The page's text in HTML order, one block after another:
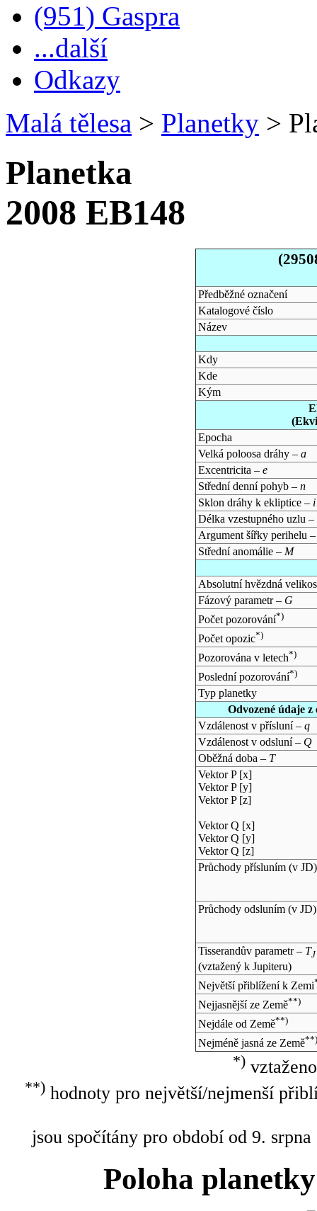
(951) Gaspra
...další
Odkazy
Malá tělesa > Planetky >
Planetka
2008 EB148
Předběžné označení
Katalogové číslo
Název
Kdy
Kde
Kým
Epocha
Velká poloosa dráhy – a
Excentricita – e
Střední denní pohyb – n
Sklon dráhy k ekliptice – i
Délka vzestupného uzlu –
Argument šířky perihelu
Střední anomálie – M
Absolutní hvězdná
Fázový parametr – G
Počet pozorování*)
Počet opozic*)
Pozorována v letech*)
Poslední pozorování*)
Typ planetky
Odvozené údaje
Vzdálenost v přísluní – q
Vzdálenost v odsluní – Q
Oběžná doba – T
Vektor P [x]
Vektor P [y]
Vektor P [z]
Vektor Q [x]
Vektor Q [y]
Vektor Q [z]
Průchody přísluním (v JD)
Průchody odsluním (v JD)
Tisserandův parametr – TJ
(vztažený k Jupiteru)
Největší přiblížení k Zemi
Nejjasnější ze Země**)
Nejdále od Země**)
Nejméně jasná ze Země**)
*)
**)hodnoty pro největší/nejmenší
jsou spočítány pro období od 9.
Poloha